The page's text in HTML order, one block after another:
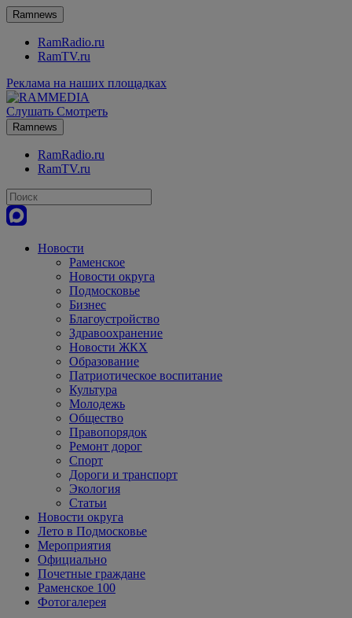
Ramnews
RamRadio.ru
RamTV.ru
Реклама на наших площадках
Слушать Смотреть
Ramnews
RamRadio.ru
RamTV.ru
Новости
Раменское
Новости округа
Подмосковье
Бизнес
Благоустройство
Здравоохранение
Новости ЖКХ
Образование
Патриотическое воспитание
Культура
Молодежь
Общество
Правопорядок
Ремонт дорог
Спорт
Дороги и транспорт
Экология
Статьи
Новости округа
Лето в Подмосковье
Мероприятия
Официально
Почетные граждане
Раменское 100
Фотогалерея